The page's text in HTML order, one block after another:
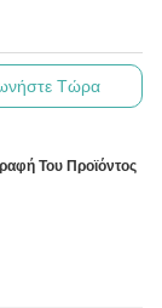
Τώρα
Του Προϊόντος